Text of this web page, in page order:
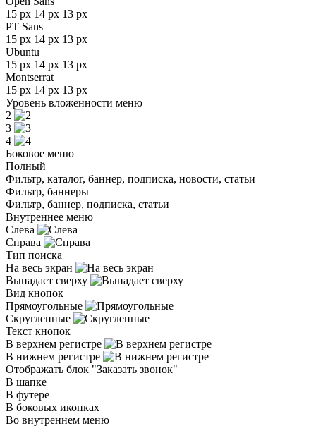
15 px 14 px 13 px
PT Sans
15 px 14 px 13 px
Ubuntu
15 px 14 px 13 px
Montserrat
15 px 14 px 13 px
Уровень вложенности меню
2
3
4
Боковое меню
Полный
Фильтр, каталог, баннер, подписка, новости, статьи
Фильтр, баннеры
Фильтр, баннер, подписка, статьи
Внутреннее меню
Слева
Справа
Тип поиска
На весь экран
Выпадает сверху
Вид кнопок
Прямоугольные
Скругленные
Текст кнопок
В верхнем регистре
В нижнем регистре
Отображать блок "Заказать звонок"
В шапке
В футере
В боковых иконках
Во внутреннем меню